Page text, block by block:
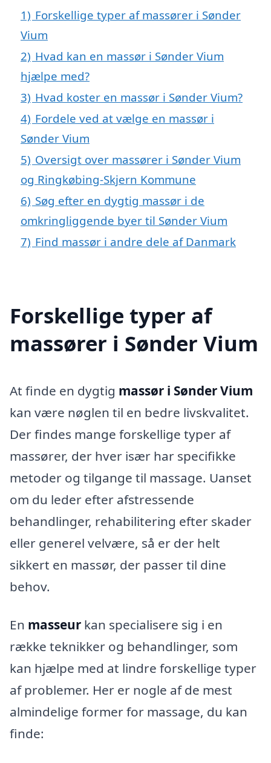
1) Forskellige typer af massører i Sønder
Vium
2) Hvad kan en massør i Sønder Vium
hjælpe med?
3) Hvad koster en massør i Sønder Vium?
4) Fordele ved at vælge en massør i
Sønder Vium
5) Oversigt over massører i Sønder Vium
og Ringkøbing-Skjern Kommune
6) Søg efter en dygtig massør i de
omkringliggende byer til Sønder Vium
7) Find massør i andre dele af Danmark
Forskellige typer af
massører i Sønder Vium
At finde en dygtig massør i Sønder Vium
kan være nøglen til en bedre livskvalitet.
Der findes mange forskellige typer af
massører, der hver især har specifikke
metoder og tilgange til massage. Uanset
om du leder efter afstressende
behandlinger, rehabilitering efter skader
eller generel velvære, så er der helt
sikkert en massør, der passer til dine
behov.
En masseur kan specialisere sig i en
række teknikker og behandlinger, som
kan hjælpe med at lindre forskellige typer
af problemer. Her er nogle af de mest
almindelige former for massage, du kan
finde: